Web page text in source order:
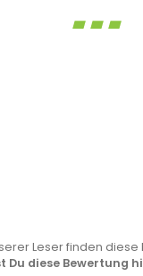
Leser finden diese
Du diese Bewertung